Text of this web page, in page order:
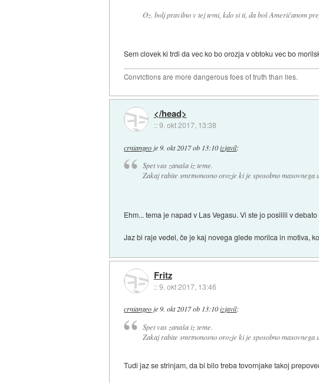
Oz. bolj pravilno v tej temi, kdo si ti, da boš Američanom
Sem clovek ki trdi da vec ko bo orozja v obtoku vec bo
Convictions are more dangerous foes of truth than lies.
</head>
::9. okt 2017, 13:38
crniangeo je 9. okt 2017 ob 13:10 izjavil:
Spet vas zanaša iz teme.
Zakaj rabite smrtnonosno orozje ki je sposobno masovnega
Ehm... tema je napad v Las Vegasu. Vi ste jo posilili v
Jaz bi raje vedel, če je kaj novega glede morilca in motiva,
Fritz
::9. okt 2017, 13:46
crniangeoje9. okt 2017 ob 13:10 izjavil:
Spet vas zanaša iz teme.
Zakaj rabite smrtnonosno orozje ki je sposobno masovnega
Tudi jaz se strinjam, da bi bilo treba tovornjake takoj